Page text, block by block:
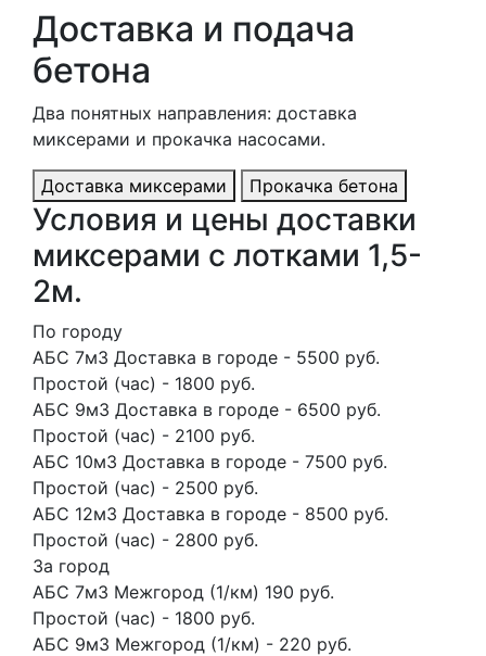
Доставка и подача
бетона
Два понятных направления: доставка
миксерами и прокачка насосами.
Доставка миксерами Прокачка бетона
Условия и цены доставки
миксерами с лотками 1,5-
2м.
По городу
АБС 7м3 Доставка в городе - 5500 руб.
Простой (час) - 1800 руб.
АБС 9м3 Доставка в городе - 6500 руб.
Простой (час) - 2100 руб.
АБС 10м3 Доставка в городе - 7500 руб.
Простой (час) - 2500 руб.
АБС 12м3 Доставка в городе - 8500 руб.
Простой (час) - 2800 руб.
За город
АБС 7м3 Межгород (1/км) 190 руб.
Простой (час) - 1800 руб.
АБС 9м3 Межгород (1/км) - 220 руб.